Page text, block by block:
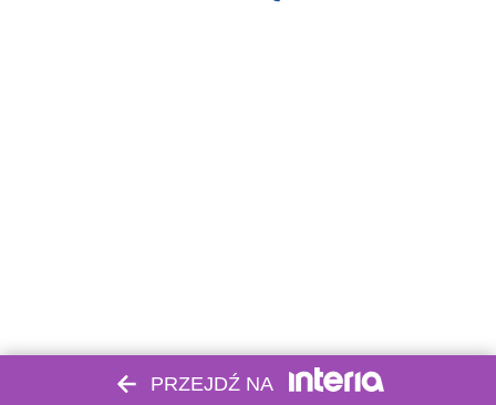
PRZEJDŹ NA